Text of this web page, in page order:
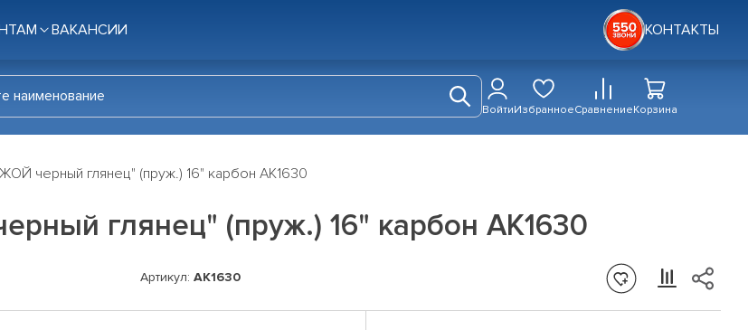
ВАКАНСИИ КОНТАКТЫ
ВойтиИзбранноеСравнениеКорзина
черный глянец" (пруж.) 16" карбон АК1630
глянец" (пруж.) 16" карбон АК1630
Артикул: AK1630